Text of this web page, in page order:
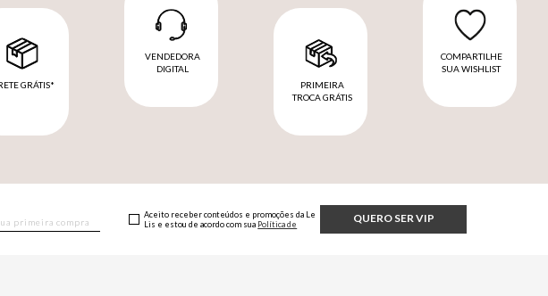
GRÁTIS*
VENDEDORA
DIGITAL
PRIMEIRA
TROCA GRÁTIS
COMPARTILHE
SUA WISHLIST
QUERO SER VIP
Aceito receber conteúdos e promoções da Le
Lis e estou de acordo com sua Política de